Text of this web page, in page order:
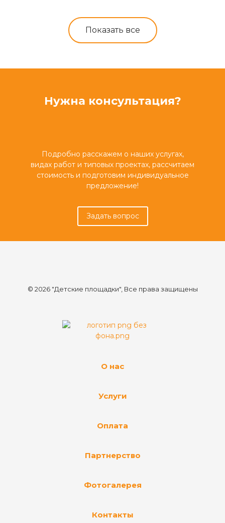
Показать все
Нужна консультация?
Подробно расскажем о наших услугах,
видах работ и типовых проектах, рассчитаем
стоимость и подготовим индивидуальное
предложение!
Задать вопрос
© 2026 "Детские площадки", Все права защищены
О нас
Услуги
Оплата
Партнерство
Фотогалерея
Контакты